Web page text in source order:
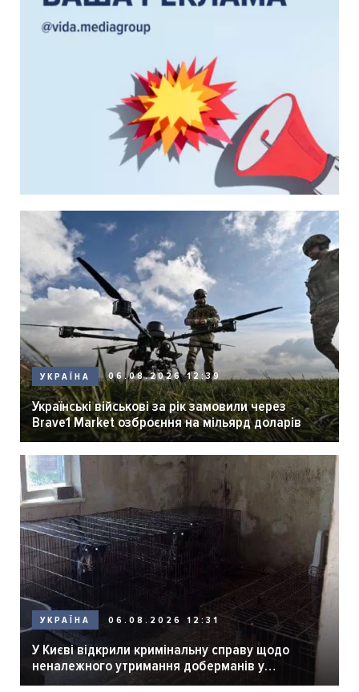
УКРАЇНА 06.08.2026 12:39
Українські військові за рік замовили через
Brave1 Market озброєння на мільярд доларів
УКРАЇНА 06.08.2026 12:31
У Києві відкрили кримінальну справу щодо
неналежного утримання доберманів у
розпліднику